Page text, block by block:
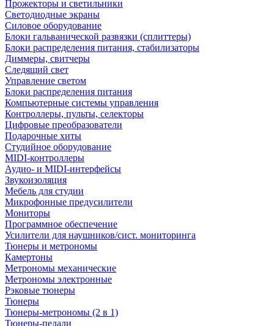
Прожекторы и светильники
Светодиодные экраны
Силовое оборудование
Блоки гальванической развязки (сплиттеры)
Блоки распределения питания, стабилизаторы
Диммеры, свитчеры
Следящий свет
Управление светом
Блоки распределения питания
Компьютерные системы управления
Контроллеры, пульты, селекторы
Цифровые преобразователи
Подарочные хиты
Студийное оборудование
MIDI-контроллеры
Аудио- и MIDI-интерфейсы
Звукоизоляция
Мебель для студии
Микрофонные предусилители
Мониторы
Программное обеспечение
Усилители для наушников/сист. мониторинга
Тюнеры и метрономы
Камертоны
Метрономы механические
Метрономы электронные
Рэковые тюнеры
Тюнеры
Тюнеры-метрономы (2 в 1)
Тюнеры-педали